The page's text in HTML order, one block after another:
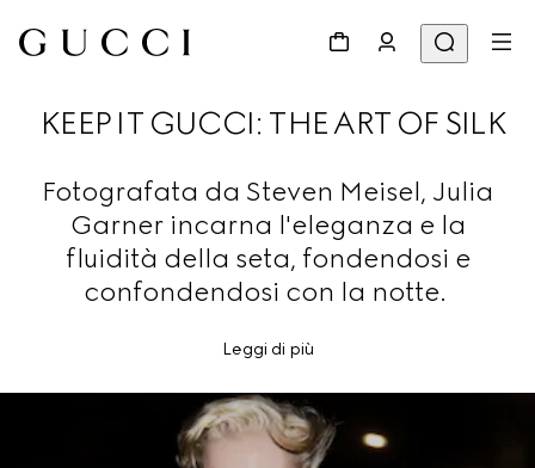
KEEP IT GUCCI: THE ART OF SILK
Fotografata da Steven Meisel, Julia
Garner incarna l'eleganza e la
fluidità della seta, fondendosi e
confondendosi con la notte.
Leggi di più